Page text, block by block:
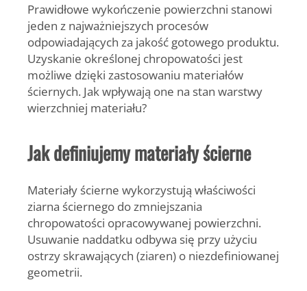
Prawidłowe wykończenie powierzchni stanowi
jeden z najważniejszych procesów
odpowiadających za jakość gotowego produktu.
Uzyskanie określonej chropowatości jest
możliwe dzięki zastosowaniu materiałów
ściernych. Jak wpływają one na stan warstwy
wierzchniej materiału?
Jak definiujemy materiały ścierne
Materiały ścierne wykorzystują właściwości
ziarna ściernego do zmniejszania
chropowatości opracowywanej powierzchni.
Usuwanie naddatku odbywa się przy użyciu
ostrzy skrawających (ziaren) o niezdefiniowanej
geometrii.